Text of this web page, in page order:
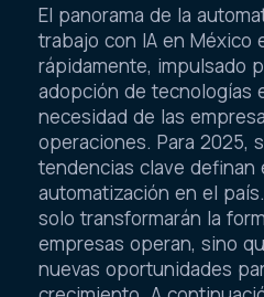
El panorama de la
trabajo con IA en México
rápidamente, impulsado
adopción de tecnologías
necesidad de las
operaciones. Para 2025,
tendencias clave definan
automatización en el
solo transformarán la
empresas operan, sino
nuevas oportunidades